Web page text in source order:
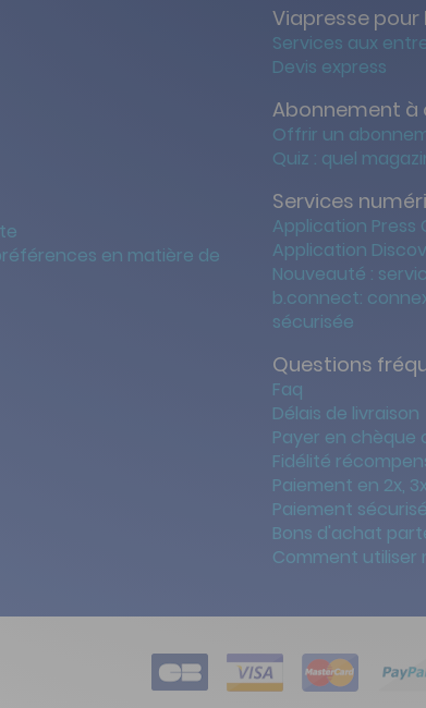
en matière de
Viapresse pour
Services aux
Devis express
Abonnement à
Offrir un
Quiz : quel
Services
Application Press
Application
Nouveauté :
b.connect:
sécurisée
Questions
Faq
Délais de livraison
Payer en chèque
Fidélité
Paiement en 2x, 3x
Paiement
Bons d'achat
Comment